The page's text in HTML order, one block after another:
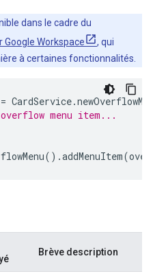
dans le cadre du
Google Workspace
, qui
à certaines fonctionnalités.
= CardService.
menu item...
().addMenuItem(
Brève description